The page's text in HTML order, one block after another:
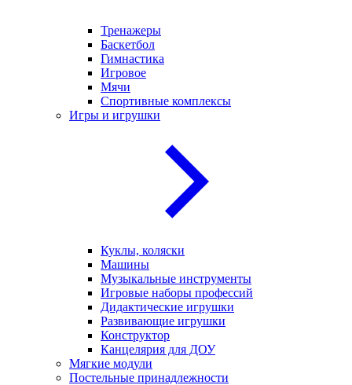
Тренажеры
Баскетбол
Гимнастика
Игровое
Мячи
Спортивные комплексы
Игры и игрушки
Куклы, коляски
Машины
Музыкальные инструменты
Игровые наборы профессий
Дидактические игрушки
Развивающие игрушки
Конструктор
Канцелярия для ДОУ
Мягкие модули
Постельные принадлежности